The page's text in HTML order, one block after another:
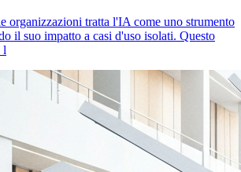
organizzazioni tratta l'IA come uno strumento
il suo impatto a casi d'uso isolati. Questo
l